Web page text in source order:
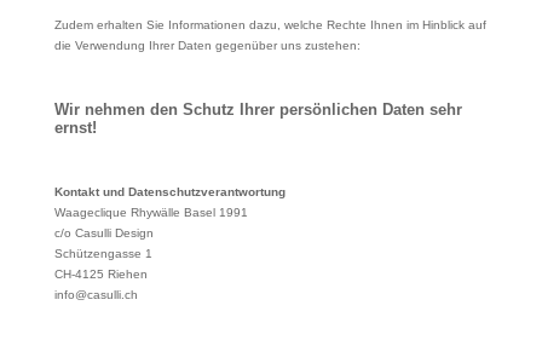
Zudem erhalten Sie Informationen dazu, welche Rechte Ihnen im Hinblick auf
die Verwendung Ihrer Daten gegenüber uns zustehen:
Wir nehmen den Schutz Ihrer persönlichen Daten sehr
ernst!
Kontakt und Datenschutzverantwortung
Waageclique Rhywälle Basel 1991
c/o Casulli Design
Schützengasse 1
CH-4125 Riehen
info@casulli.ch